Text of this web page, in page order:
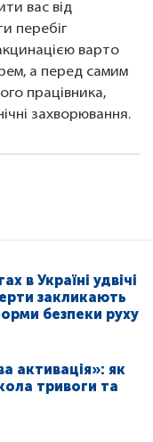
вас від
перебіг
варто
а перед самим
працівника,
захворювання.
в Україні удвічі
закликають
безпеки руху
активація»: як
тривоги та